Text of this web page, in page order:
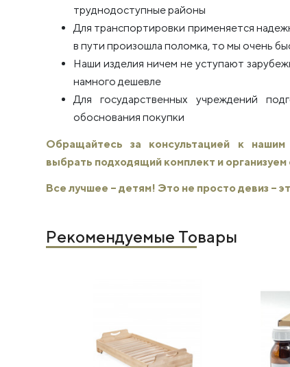
труднодоступные районы
Для транспортировки применяется
в пути произошла поломка, то мы очень
Наши изделия ничем не уступают
намного дешевле
Для государственных учреждений
обоснования покупки
Обращайтесь за консультацией к
выбрать подходящий комплект и организуем
Все лучшее – детям! Это не просто девиз –
Рекомендуемые Товары